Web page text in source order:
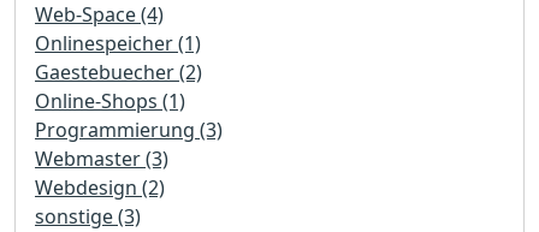
Web-Space (4)
Onlinespeicher (1)
Gaestebuecher (2)
Online-Shops (1)
Programmierung (3)
Webmaster (3)
Webdesign (2)
sonstige (3)